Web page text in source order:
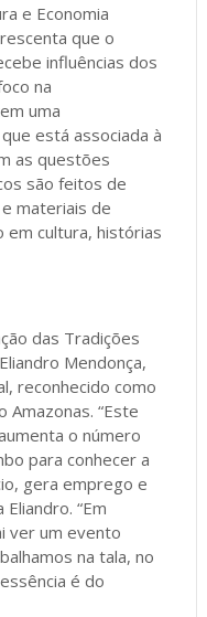
e Economia
que o
influências dos
na
uma
está associada à
as questões
são feitos de
materiais de
em cultura, histórias
das Tradições
Mendonça,
reconhecido como
Amazonas. “Este
o número
para conhecer a
gera emprego e
“Em
ver um evento
na tala, no
é do